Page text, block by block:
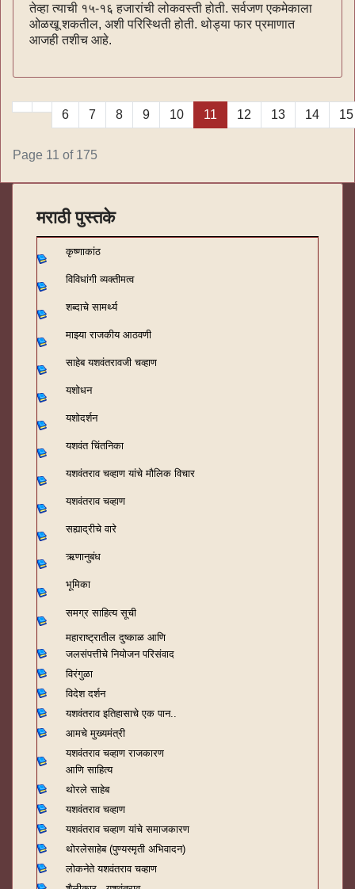
तेव्हा त्याची १५-१६ हजारांची लोकवस्ती होती. सर्वजण एकमेकाला
ओळखू शकतील, अशी परिस्थिती होती. थोड्या फार प्रमाणात
आजही तशीच आहे.
6 7 8 9 10 11 12 13 14 15
Page 11 of 175
मराठी पुस्तके
कृष्णाकांठ
विविधांगी व्यक्तीमत्व
शब्दाचे सामर्थ्य
माझ्या राजकीय आठवणी
साहेब यशवंतरावजी चव्हाण
यशोधन
यशोदर्शन
यशवंत चिंतनिका
यशवंतराव चव्हाण यांचे मौलिक विचार
यशवंतराव चव्हाण
सह्याद्रीचे वारे
ऋणानुबंध
भूमिका
समग्र साहित्य सूची
महाराष्ट्रातील दुष्काळ आणि
जलसंपत्तीचे नियोजन परिसंवाद
विरंगुळा
विदेश दर्शन
यशवंतराव इतिहासाचे एक पान..
आमचे मुख्यमंत्री
यशवंतराव चव्हाण राजकारण
आणि साहित्य
थोरले साहेब
यशवंतराव चव्हाण
यशवंतराव चव्हाण यांचे समाजकारण
थोरलेसाहेब (पुण्यस्मृती अभिवादन)
लोकनेते यशवंतराव चव्हाण